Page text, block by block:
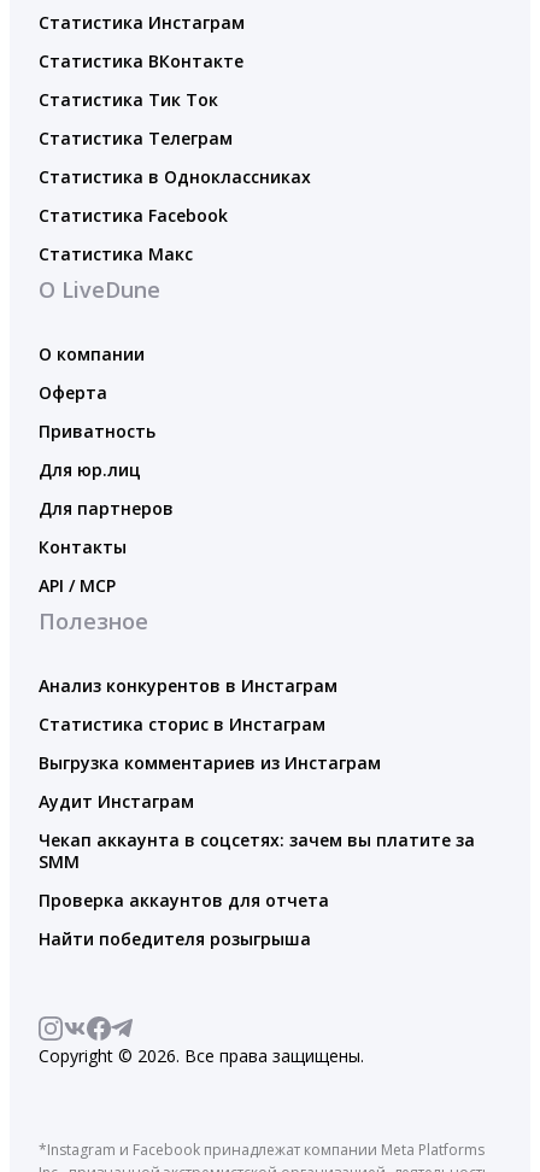
Статистика Инстаграм
Статистика ВКонтакте
Статистика Тик Ток
Статистика Телеграм
Статистика в Одноклассниках
Статистика Facebook
Статистика Макс
О LiveDune
О компании
Оферта
Приватность
Для юр.лиц
Для партнеров
Контакты
API / MCP
Полезное
Анализ конкурентов в Инстаграм
Статистика сторис в Инстаграм
Выгрузка комментариев из Инстаграм
Аудит Инстаграм
Чекап аккаунта в соцсетях: зачем вы платите за
SMM
Проверка аккаунтов для отчета
Найти победителя розыгрыша
Copyright © 2026. Все права защищены.
*Instagram и Facebook принадлежат компании Meta Platforms